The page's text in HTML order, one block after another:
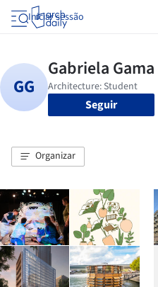
Iniciar sessão
Seguir
Organizar